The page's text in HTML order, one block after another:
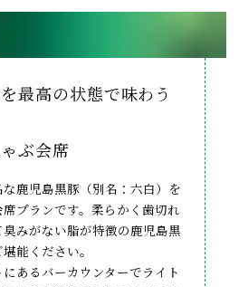
最高の状態で味わう
ぶ会席
鹿児島黒豚（別名：六白）を
プランです。柔らかく歯切れ
みがない脂が特徴の鹿児島黒
能ください。
あるバーカウンターでライト